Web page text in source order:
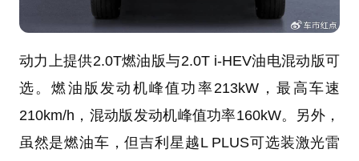
动力上提供2.0T燃油版与2.0T i-HEV油电混动版可
选。燃油版发动机峰值功率213kW，最高车速
210km/h，混动版发动机峰值功率160kW。另外，
虽然是燃油车，但吉利星越L PLUS可选装激光雷